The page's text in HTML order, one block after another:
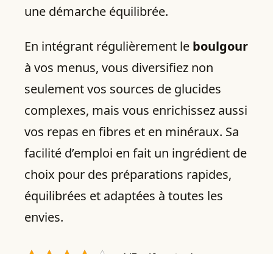
une démarche équilibrée.
En intégrant régulièrement le boulgour
à vos menus, vous diversifiez non
seulement vos sources de glucides
complexes, mais vous enrichissez aussi
vos repas en fibres et en minéraux. Sa
facilité d’emploi en fait un ingrédient de
choix pour des préparations rapides,
équilibrées et adaptées à toutes les
envies.